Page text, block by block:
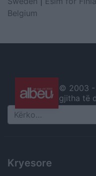
Belgium
© 2003 -
gjitha të
Search
Kryesore